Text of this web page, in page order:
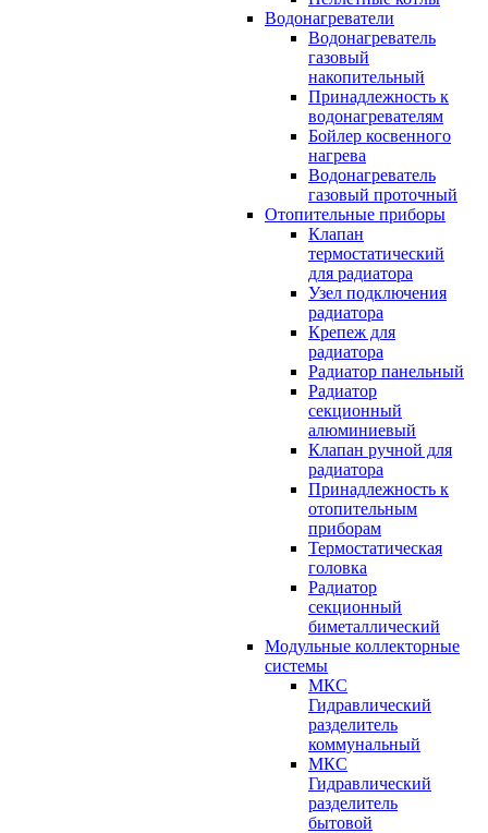
Водонагреватели
Водонагреватель
газовый
накопительный
Принадлежность к
водонагревателям
Бойлер косвенного
нагрева
Водонагреватель
газовый проточный
Отопительные приборы
Клапан
термостатический
для радиатора
Узел подключения
радиатора
Крепеж для
радиатора
Радиатор панельный
Радиатор
секционный
алюминиевый
Клапан ручной для
радиатора
Принадлежность к
отопительным
приборам
Термостатическая
головка
Радиатор
секционный
биметаллический
Модульные коллекторные
системы
МКС
Гидравлический
разделитель
коммунальный
МКС
Гидравлический
разделитель
бытовой